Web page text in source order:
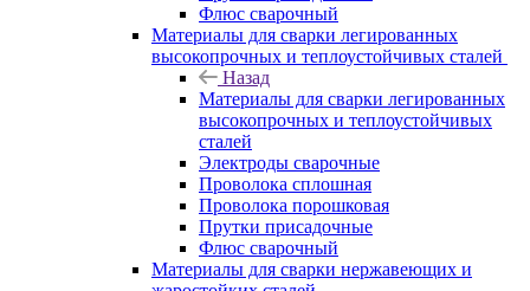
Флюс сварочный
Материалы для сварки легированных
высокопрочных и теплоустойчивых сталей
Назад
Материалы для сварки легированных
высокопрочных и теплоустойчивых
сталей
Электроды сварочные
Проволока сплошная
Проволока порошковая
Прутки присадочные
Флюс сварочный
Материалы для сварки нержавеющих и